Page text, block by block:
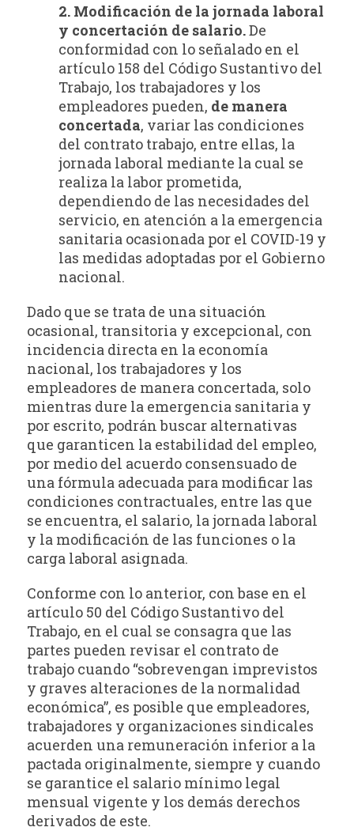
2. Modificación de la jornada laboral
y concertación de salario.De
conformidad con lo señalado en el
artículo 158 del Código Sustantivo del
Trabajo, los trabajadores y los
empleadores pueden, de manera
concertada, variar las condiciones
del contrato trabajo, entre ellas, la
jornada laboral mediante la cual se
realiza la labor prometida,
dependiendo de las necesidades del
servicio, en atención a la emergencia
sanitaria ocasionada por el COVID-19 y
las medidas adoptadas por el Gobierno
nacional.
Dado que se trata de una situación
ocasional, transitoria y excepcional, con
incidencia directa en la economía
nacional, los trabajadores y los
empleadores de manera concertada, solo
mientras dure la emergencia sanitaria y
por escrito, podrán buscar alternativas
que garanticen la estabilidad del empleo,
por medio del acuerdo consensuado de
una fórmula adecuada para modificar las
condiciones contractuales, entre las que
se encuentra, el salario, la jornada laboral
y la modificación de las funciones o la
carga laboral asignada.
Conforme con lo anterior, con base en el
artículo 50 del Código Sustantivo del
Trabajo, en el cual se consagra que las
partes pueden revisar el contrato de
trabajo cuando “sobrevengan imprevistos
y graves alteraciones de la normalidad
económica”, es posible que empleadores,
trabajadores y organizaciones sindicales
acuerden una remuneración inferior a la
pactada originalmente, siempre y cuando
se garantice el salario mínimo legal
mensual vigente y los demás derechos
derivados de este.